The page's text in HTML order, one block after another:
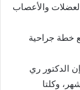
والأعصاب
خطة جراحية
الدكتور ري
وكلتا